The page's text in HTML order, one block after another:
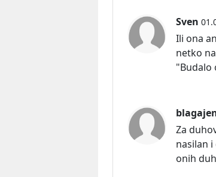
Sven
Ili ona
netko
"Budalo
Za
nasilan
onih